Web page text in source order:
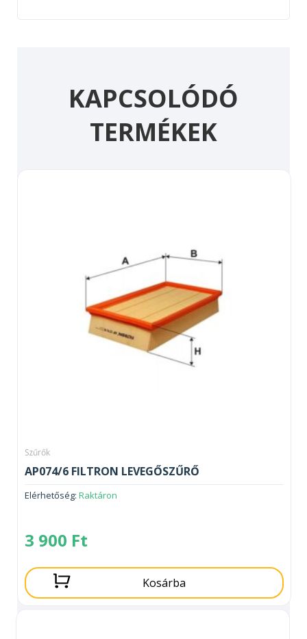
KAPCSOLÓDÓ
TERMÉKEK
Szűrők
AP074/6 FILTRON LEVEGŐSZŰRŐ
Elérhetőség: Raktáron
3 900 Ft
Kosárba